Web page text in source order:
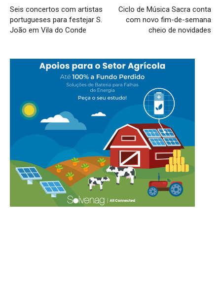
Seis concertos com artistas
portugueses para festejar S.
João em Vila do Conde
Ciclo de Música Sacra conta
com novo fim-de-semana
cheio de novidades